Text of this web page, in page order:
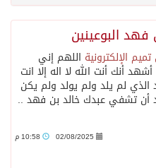
فهد البوعينين
الإلكترونية اللهم إني
أنك أنت الله لا اله إلا انت
الذي لم يلد ولم يولد ولم يكن
أن تشفي عبدك خالد بن فهد ..
02/08/2025